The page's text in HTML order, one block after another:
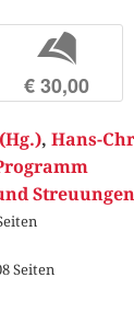
b
€ 30,00
, Hans-
Streuungen
Seiten